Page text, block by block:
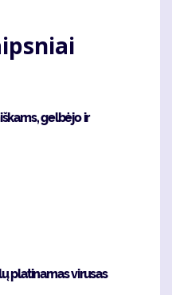
gelbėjo ir
platinamas virusas